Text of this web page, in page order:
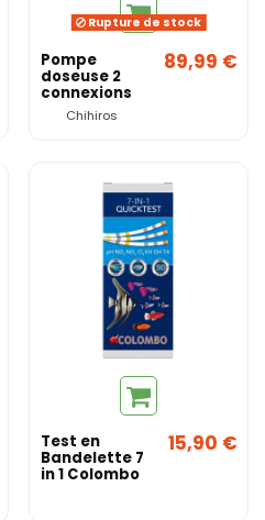
Rupture de stock
Pompe
doseuse 2
connexions
(pilotable via
appli) -
Chihiros
89,99 €
Test en
Bandelette 7
in 1 Colombo
15,90 €